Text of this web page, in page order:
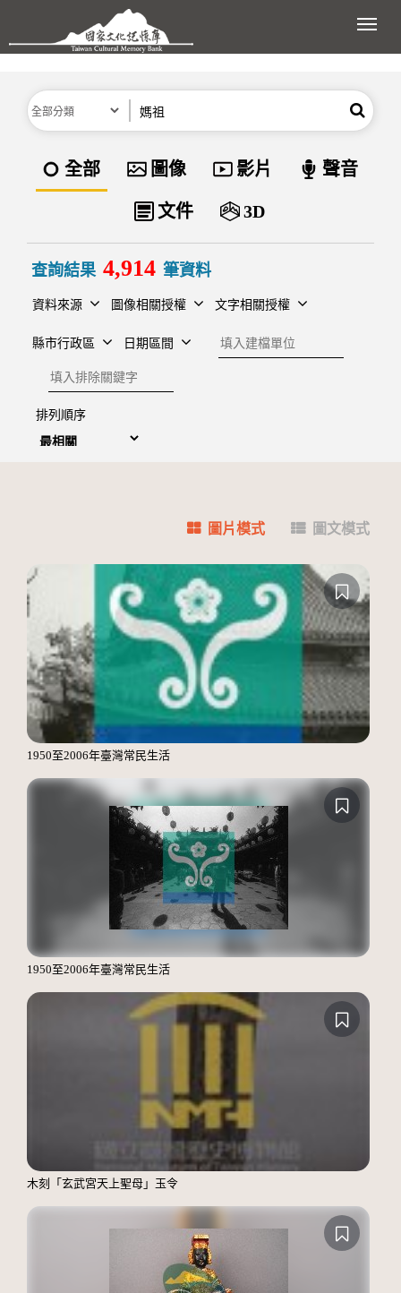
跳到主要內容區塊
展
分類 搜尋
資料類型
全部 圖像 影片 聲音
文件 3D
查詢結果 4,914 筆資料
資料來源 圖像相關授權 文字相關授權
縣市行政區 日期區間
建檔單位
排除關鍵字
排列順序
圖片模式 圖文模式
1950至2006年臺灣常民生活
1950至2006年臺灣常民生活
木刻「玄武宮天上聖母」玉令